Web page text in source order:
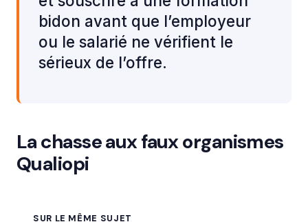
bidon avant que l’employeur
ou le salarié ne vérifient le
sérieux de l’offre.
La chasse aux faux organismes
Qualiopi
SUR LE MÊME SUJET